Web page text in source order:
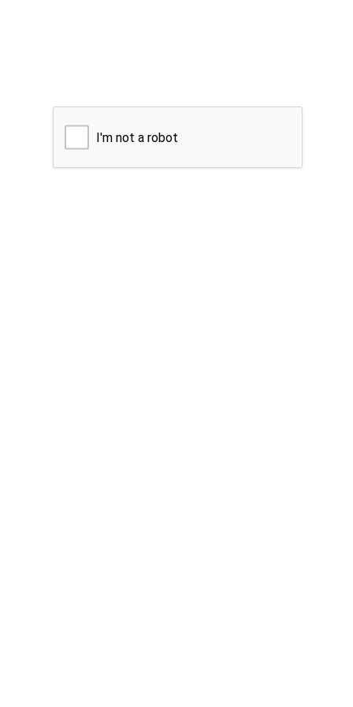
I'm not a robot